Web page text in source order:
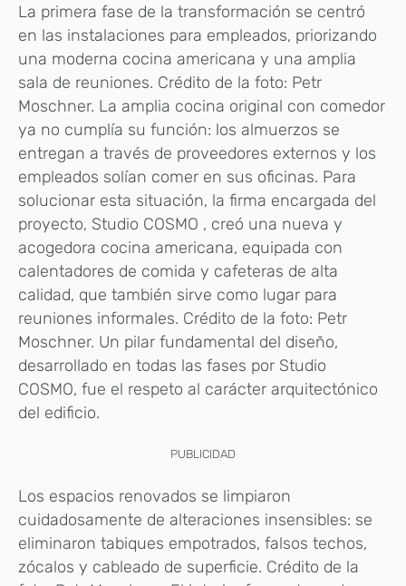
La primera fase de la transformación se centró
en las instalaciones para empleados, priorizando
una moderna cocina americana y una amplia
sala de reuniones. Crédito de la foto: Petr
Moschner. La amplia cocina original con comedor
ya no cumplía su función: los almuerzos se
entregan a través de proveedores externos y los
empleados solían comer en sus oficinas. Para
solucionar esta situación, la firma encargada del
proyecto, Studio COSMO , creó una nueva y
acogedora cocina americana, equipada con
calentadores de comida y cafeteras de alta
calidad, que también sirve como lugar para
reuniones informales. Crédito de la foto: Petr
Moschner. Un pilar fundamental del diseño,
desarrollado en todas las fases por Studio
COSMO, fue el respeto al carácter arquitectónico
del edificio.
PUBLICIDAD
Los espacios renovados se limpiaron
cuidadosamente de alteraciones insensibles: se
eliminaron tabiques empotrados, falsos techos,
zócalos y cableado de superficie. Crédito de la